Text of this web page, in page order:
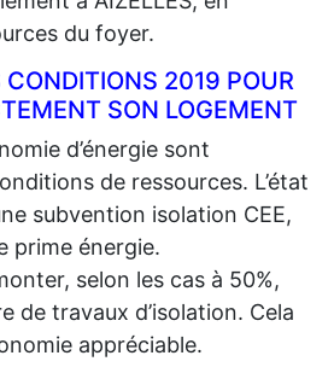
du foyer.
CONDITIONS 2019 POUR
SON LOGEMENT
d’énergie sont
de ressources. L’état
subvention isolation CEE,
prime énergie.
selon les cas à 50%,
de travaux d’isolation. Cela
appréciable.